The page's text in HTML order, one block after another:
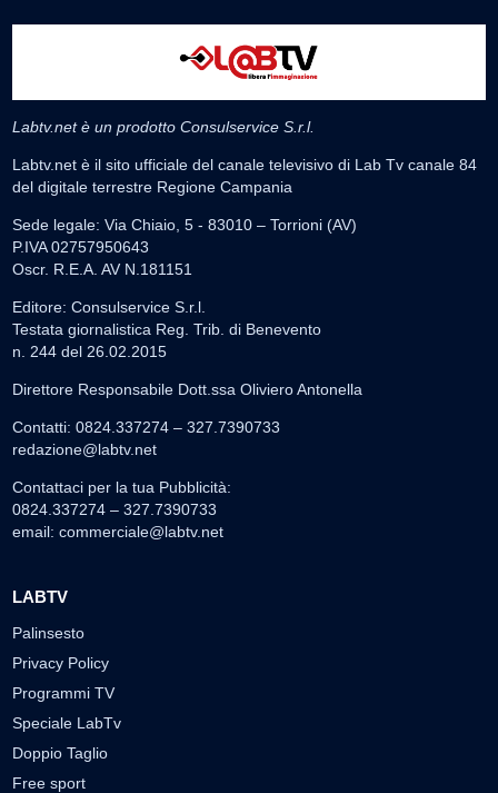
Labtv.net è un prodotto Consulservice S.r.l.
Labtv.net è il sito ufficiale del canale televisivo di Lab Tv canale 84
del digitale terrestre Regione Campania
Sede legale: Via Chiaio, 5 - 83010 – Torrioni (AV)
P.IVA 02757950643
Oscr. R.E.A. AV N.181151
Editore: Consulservice S.r.l.
Testata giornalistica Reg. Trib. di Benevento
n. 244 del 26.02.2015
Direttore Responsabile Dott.ssa Oliviero Antonella
Contatti: 0824.337274 – 327.7390733
redazione@labtv.net
Contattaci per la tua Pubblicità:
0824.337274 – 327.7390733
email: commerciale@labtv.net
LABTV
Palinsesto
Privacy Policy
Programmi TV
Speciale LabTv
Doppio Taglio
Free sport